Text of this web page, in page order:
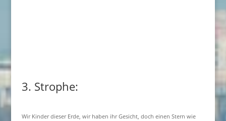
3. Strophe:
Wir Kinder dieser Erde, wir haben ihr Gesicht, doch einen Stern wie